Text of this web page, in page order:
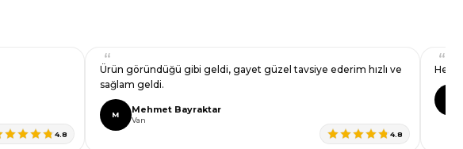
4.8
Ürün göründüğü gibi geldi, gayet güzel tavsiye ederim hızlı ve
sağlam geldi.
M Mehmet Bayraktar
Van
4.8
Her